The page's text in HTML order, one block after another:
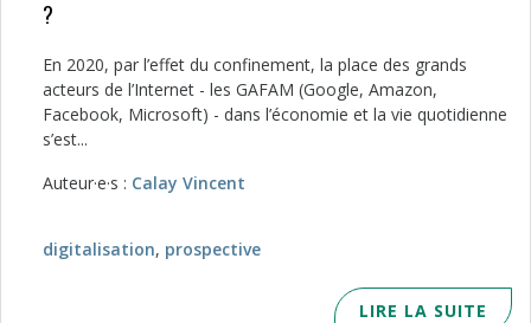
?
En 2020, par l’effet du confinement, la place des grands
acteurs de l’Internet - les GAFAM (Google, Amazon,
Facebook, Microsoft) - dans l’économie et la vie quotidienne
s’est...
Auteur·e·s : Calay Vincent
digitalisation, prospective
LIRE LA SUITE